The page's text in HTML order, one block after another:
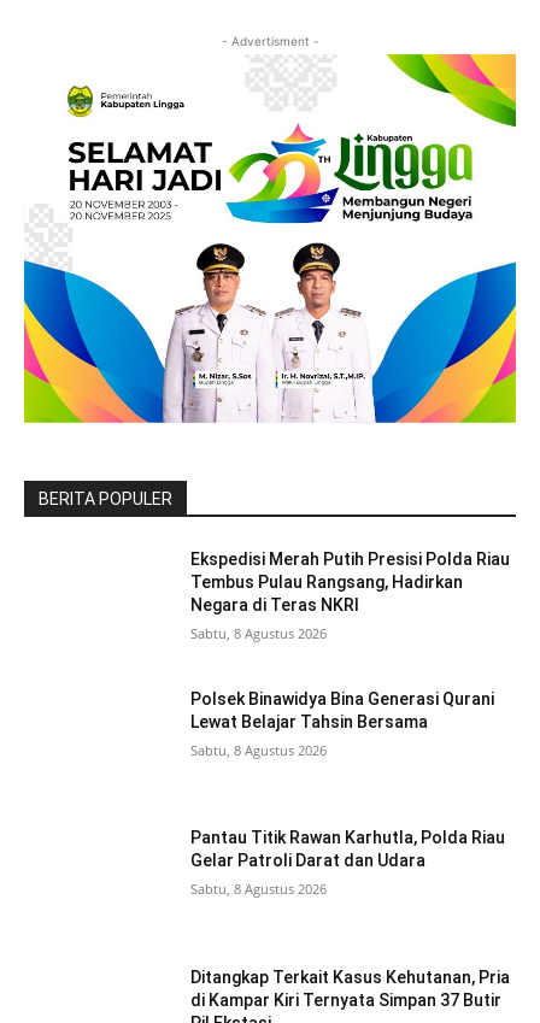
- Advertisment -
BERITA POPULER
Ekspedisi Merah Putih Presisi Polda Riau
Tembus Pulau Rangsang, Hadirkan
Negara di Teras NKRI
Sabtu, 8 Agustus 2026
Polsek Binawidya Bina Generasi Qurani
Lewat Belajar Tahsin Bersama
Sabtu, 8 Agustus 2026
Pantau Titik Rawan Karhutla, Polda Riau
Gelar Patroli Darat dan Udara
Sabtu, 8 Agustus 2026
Ditangkap Terkait Kasus Kehutanan, Pria
di Kampar Kiri Ternyata Simpan 37 Butir